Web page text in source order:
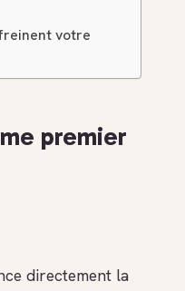
votre
premier
directement la